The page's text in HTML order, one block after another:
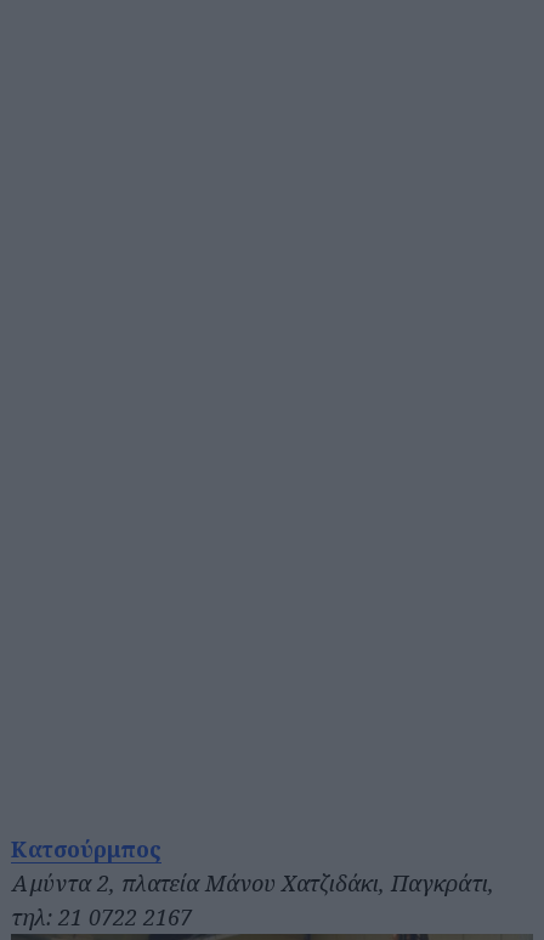
Κατσούρμπος
Αμύντα 2, πλατεία Μάνου Χατζιδάκι, Παγκράτι,
τηλ: 21 0722 2167